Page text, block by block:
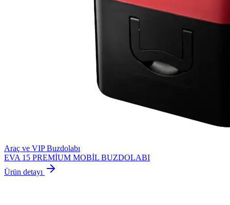
Araç ve VIP Buzdolabı
EVA 15 PREMİUM MOBİL BUZDOLABI
Ürün detayı